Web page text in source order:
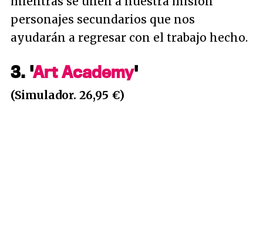
personajes secundarios que nos
ayudarán a regresar con el trabajo hecho.
3. 'Art Academy'
(Simulador. 26,95 €)